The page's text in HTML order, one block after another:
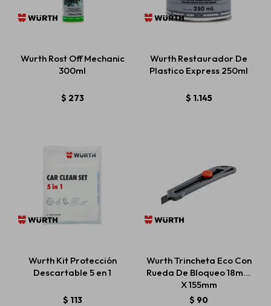
Wurth Rost Off Mechanic
300ml
$ 273
Wurth Restaurador De
Plastico Express 250ml
$ 1.145
Wurth Kit Protección
Descartable 5 en 1
$ 113
Wurth Trincheta Eco Con
Rueda De Bloqueo 18mm
X 155mm
$ 90